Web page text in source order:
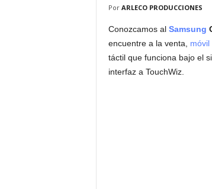
Por ARLECO PRODUCCIONES
Conozcamos al Samsung
encuentre a la venta, móvil
táctil que funciona bajo el
interfaz a TouchWiz.